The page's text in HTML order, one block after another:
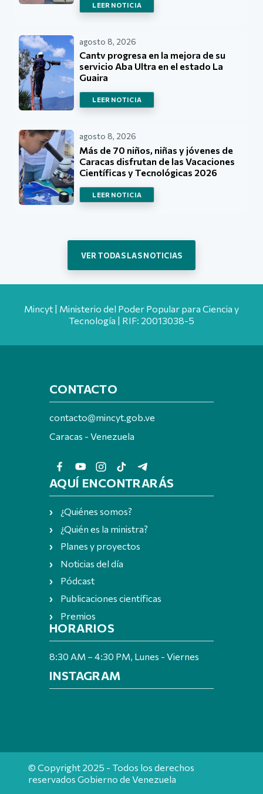
LEER NOTICIA
agosto 8, 2026
Cantv progresa en la mejora de su
servicio Aba Ultra en el estado La
Guaira
LEER NOTICIA
agosto 8, 2026
Más de 70 niños, niñas y jóvenes de
Caracas disfrutan de las Vacaciones
Científicas y Tecnológicas 2026
LEER NOTICIA
VER TODAS LAS NOTICIAS
Mincyt | Ministerio del Poder Popular para Ciencia y
Tecnología | RIF: 20013038-5
CONTACTO
contacto@mincyt.gob.ve
Caracas - Venezuela
AQUÍ ENCONTRARÁS
¿Quiénes somos?
¿Quién es la ministra?
Planes y proyectos
Noticias del día
Pódcast
Publicaciones científicas
Premios
HORARIOS
8:30 AM – 4:30 PM, Lunes - Viernes
INSTAGRAM
© Copyright 2025 - Todos los derechos
reservados Gobierno de Venezuela